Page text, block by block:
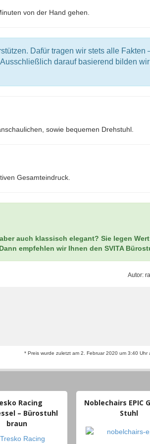
von der Hand gehen.
Dafür tragen wir stets alle Fakten
darauf basierend bilden wir
sowie bequemen Drehstuhl.
Gesamteindruck.
auch klassisch elegant? Sie legen
empfehlen wir Ihnen den SVITA
Autor:
* Preis wurde zuletzt am 2. Februar 2020 um 3:40 Uhr
Racing
– Bürostuhl
braun
Noblechairs EPIC
Stuhl